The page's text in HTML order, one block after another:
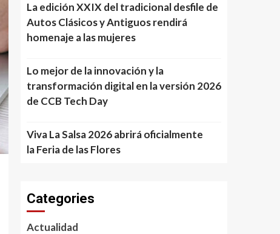
La edición XXIX del tradicional desfile de
Autos Clásicos y Antiguos rendirá
homenaje a las mujeres
Lo mejor de la innovación y la
transformación digital en la versión 2026
de CCB Tech Day
Viva La Salsa 2026 abrirá oficialmente
la Feria de las Flores
Categories
Actualidad